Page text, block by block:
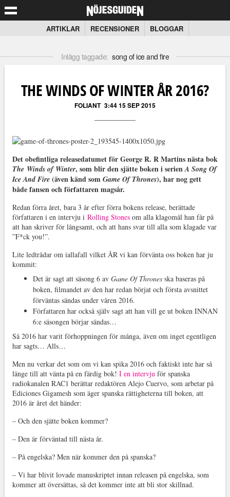
ARTIKLAR RECENSIONER BLOGGAR
Inlägg taggade: song of ice and fire
THE WINDS OF WINTER ÅR 2016?
FOLIANT 3:44 15 SEP 2015
Det obefintliga releasedatumet för George R. R Martins nästa bok
The Winds of Winter, som blir den sjätte boken i serienA Song Of
Ice And Fire(även känd som Game Of Thrones), har nog gett
både fansen och författaren magsår.
Redan förra året, bara 3 år efter förra bokens release, berättade
författaren i en intervju i Rolling Stonesom alla klagomål han får på
att han skriver för långsamt, och att hans svar till alla som klagade var
”F*ck you!”.
Lite ledtrådar om iallafall vilket ÅR vi kan förvänta oss boken har ju
kommit:
Det är sagt att säsong 6 av Game Of Thronesska baseras på
boken, filmandet av den har redan börjat och första avsnittet
förväntas sändas under våren 2016.
Författaren har också själv sagt att han vill ge ut boken INNAN
6:e säsongen börjar sändas…
Så 2016 har varit förhoppningen för många, även om inget egentligen
har sagts… Alls…
Men nu verkar det som om vi kan spika 2016 och faktiskt inte har så
länge till att vänta på en färdig bok! I en intervjuför spanska
radiokanalen RAC1 berättar redaktören Alejo Cuervo, som arbetar på
Ediciones Gigamesh som äger spanska rättigheterna till boken, att
2016 är året det händer:
– Och den sjätte boken kommer?
– Den är förväntad till nästa år.
– På engelska? Men när kommer den på spanska?
– Vi har blivit lovade manuskriptet innan releasen på engelska, som
kommer att översättas, så det kommer inte att bli stor skillnad.